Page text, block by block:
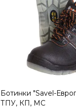
Ботинки "Savel-
ТПУ, КП, МС